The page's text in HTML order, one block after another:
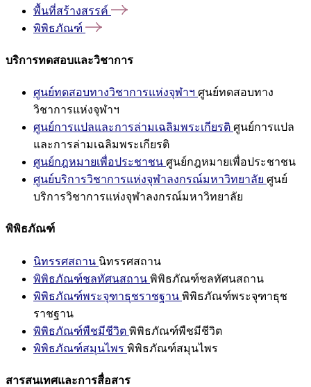
พื้นที่สร้างสรรค์
พิพิธภัณฑ์
บริการทดสอบและวิชาการ
ศูนย์ทดสอบทางวิชาการแห่งจุฬาฯ ศูนย์ทดสอบทาง
วิชาการแห่งจุฬาฯ
ศูนย์การแปลและการล่ามเฉลิมพระเกียรติ ศูนย์การแปล
และการล่ามเฉลิมพระเกียรติ
ศูนย์กฎหมายเพื่อประชาชน ศูนย์กฎหมายเพื่อประชาชน
ศูนย์บริการวิชาการแห่งจุฬาลงกรณ์มหาวิทยาลัย ศูนย์
บริการวิชาการแห่งจุฬาลงกรณ์มหาวิทยาลัย
พิพิธภัณฑ์
นิทรรศสถาน นิทรรศสถาน
พิพิธภัณฑ์ชลทัศนสถาน พิพิธภัณฑ์ชลทัศนสถาน
พิพิธภัณฑ์พระจุฑาธุชราชฐาน พิพิธภัณฑ์พระจุฑาธุช
ราชฐาน
พิพิธภัณฑ์พืชมีชีวิต พิพิธภัณฑ์พืชมีชีวิต
พิพิธภัณฑ์สมุนไพร พิพิธภัณฑ์สมุนไพร
สารสนเทศและการสื่อสาร